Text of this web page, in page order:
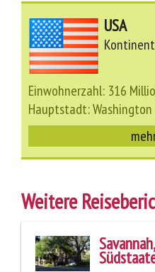
USA
Einwohnerzahl: 316
Hauptstadt: Washington
Weitere